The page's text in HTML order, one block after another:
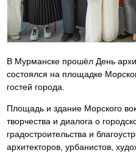
В Мурманске прошёл День
состоялся на площадке
гостей города.
Площадь и здание Морского
творчества и диалога о
градостроительства и
архитекторов, урбанистов,